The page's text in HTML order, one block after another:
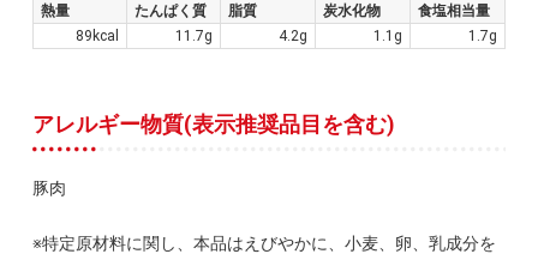
熱量 たんぱく質 脂質 炭水化物
食塩相当量
89kcal
11.7g 4.2g 1.1g 1.7g
アレルギー物質(表示推奨品目を含む)
豚肉
※特定原材料に関し、本品はえびやかに、小麦、卵、乳成分を